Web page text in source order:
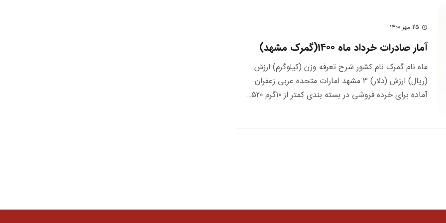
schedule 25 مهر 1400
آمار صادرات خرداد ماه 1400(گمرک مشهد)
ماه نام گمرک نام کشور شرح تعرفه وزن (کیلوگرم) ارزش
(ریال) ارزش (دلار) 3 مشهد امارات متحده عربي زعفران
آماده براي خرده فروشي در بسته بندي كمتر از 10گرم 520…